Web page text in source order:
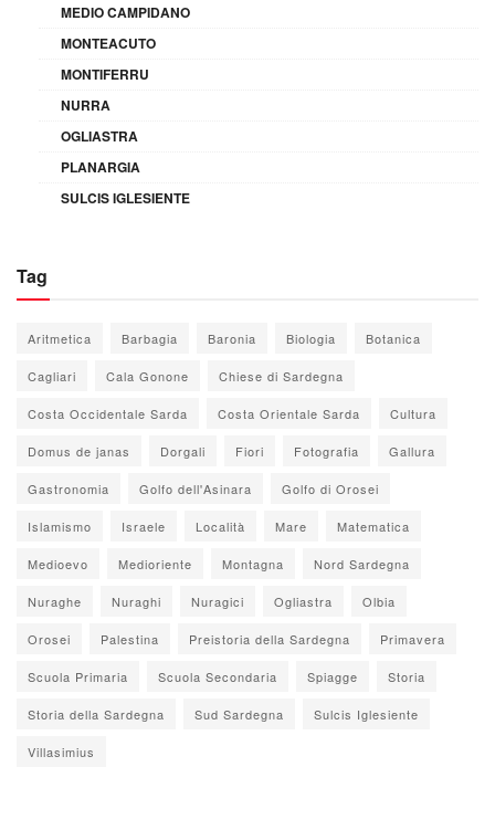
MEDIO CAMPIDANO
MONTEACUTO
MONTIFERRU
NURRA
OGLIASTRA
PLANARGIA
SULCIS IGLESIENTE
Tag
Aritmetica Barbagia Baronia Biologia Botanica
Cagliari Cala Gonone Chiese di Sardegna
Costa Occidentale Sarda Costa Orientale Sarda Cultura
Domus de janas Dorgali Fiori Fotografia Gallura
Gastronomia Golfo dell'Asinara Golfo di Orosei
Islamismo Israele Località Mare Matematica
Medioevo Medioriente Montagna Nord Sardegna
Nuraghe Nuraghi Nuragici Ogliastra Olbia
Orosei Palestina Preistoria della Sardegna Primavera
Scuola Primaria Scuola Secondaria Spiagge Storia
Storia della Sardegna Sud Sardegna Sulcis Iglesiente
Villasimius